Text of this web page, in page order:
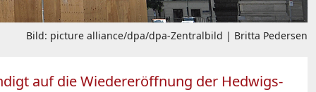
Bild: picture alliance/dpa/dpa-Zentralbild | Britta Pedersen
auf die Wiedereröffnung der Hedwigs-